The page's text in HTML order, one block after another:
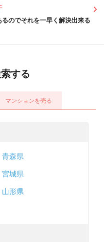
のでそれを一早く解決出来る
する
マンションを売る
青森県
宮城県
山形県